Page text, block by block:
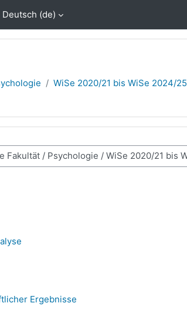
Deutsch ‎(de)‎
WiSe 2020/21 bis WiSe 2024/25
Ergebnisse